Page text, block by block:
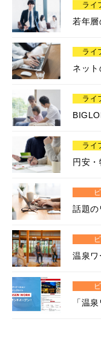
ライ
若年
ライ
ネッ
ライ
ライ
円安
話題の
温泉ワ
「温